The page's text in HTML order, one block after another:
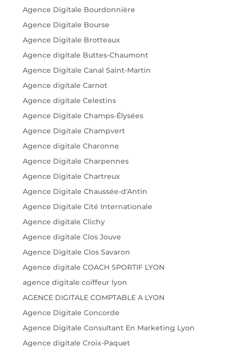
Agence Digitale Bourdonnière
Agence Digitale Bourse
Agence Digitale Brotteaux
Agence digitale Buttes-Chaumont
Agence Digitale Canal Saint-Martin
Agence digitale Carnot
Agence digitale Celestins
Agence Digitale Champs-Élysées
Agence Digitale Champvert
Agence digitale Charonne
Agence Digitale Charpennes
Agence Digitale Chartreux
Agence Digitale Chaussée-d'Antin
Agence Digitale Cité Internationale
Agence digitale Clichy
Agence digitale Clos Jouve
Agence Digitale Clos Savaron
Agence digitale COACH SPORTIF LYON
agence digitale coiffeur lyon
AGENCE DIGITALE COMPTABLE A LYON
Agence Digitale Concorde
Agence Digitale Consultant En Marketing Lyon
Agence digitale Croix-Paquet